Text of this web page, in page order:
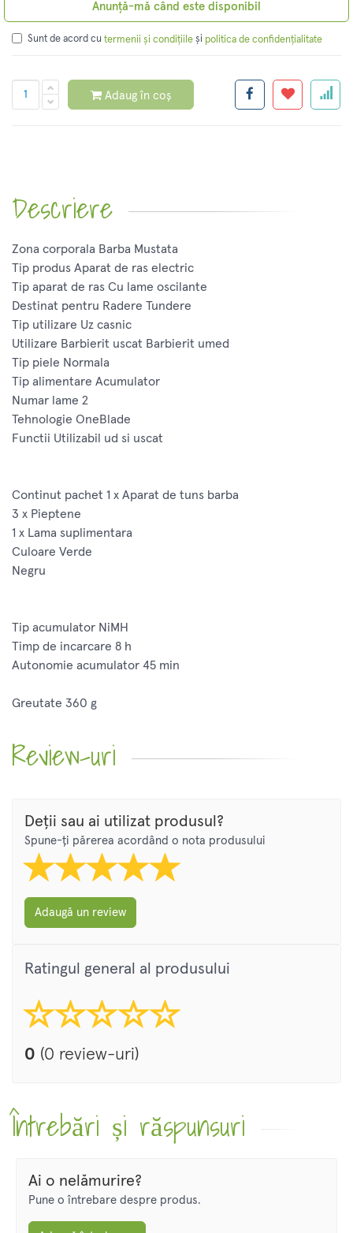
Anunță-mă când este disponibil
Sunt de acord cu termenii și condițiile și politica de confidențialitate
Adaug în coș
Descriere
Zona corporala Barba Mustata
Tip produs Aparat de ras electric
Tip aparat de ras Cu lame oscilante
Destinat pentru Radere Tundere
Tip utilizare Uz casnic
Utilizare Barbierit uscat Barbierit umed
Tip piele Normala
Tip alimentare Acumulator
Numar lame 2
Tehnologie OneBlade
Functii Utilizabil ud si uscat
Continut pachet 1 x Aparat de tuns barba
3 x Pieptene
1 x Lama suplimentara
Culoare Verde
Negru
Tip acumulator NiMH
Timp de incarcare 8 h
Autonomie acumulator 45 min
Greutate 360 g
Review-uri
Deții sau ai utilizat produsul?
Spune-ți părerea acordând o nota produsului
Adaugă un review
Ratingul general al produsului
0 (0 review-uri)
Întrebări și răspunsuri
Ai o nelămurire?
Pune o întrebare despre produs.